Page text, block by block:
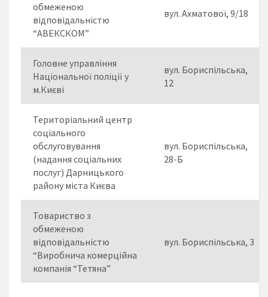
обмеженою
відповідальністю
“АВЕКСКОМ”
вул. Ахматової, 9/18
Головне управління
Національної поліції у
м.Києві
вул. Бориспільська,
12
Територіальний центр
соціального
обслуговування
(надання соціальних
послуг) Дарницького
району міста Києва
вул. Бориспільська,
28-Б
Товариство з
обмеженою
відповідальністю
“Виробнича комерційна
компанія “Тетяна”
вул. Бориспільська, 3